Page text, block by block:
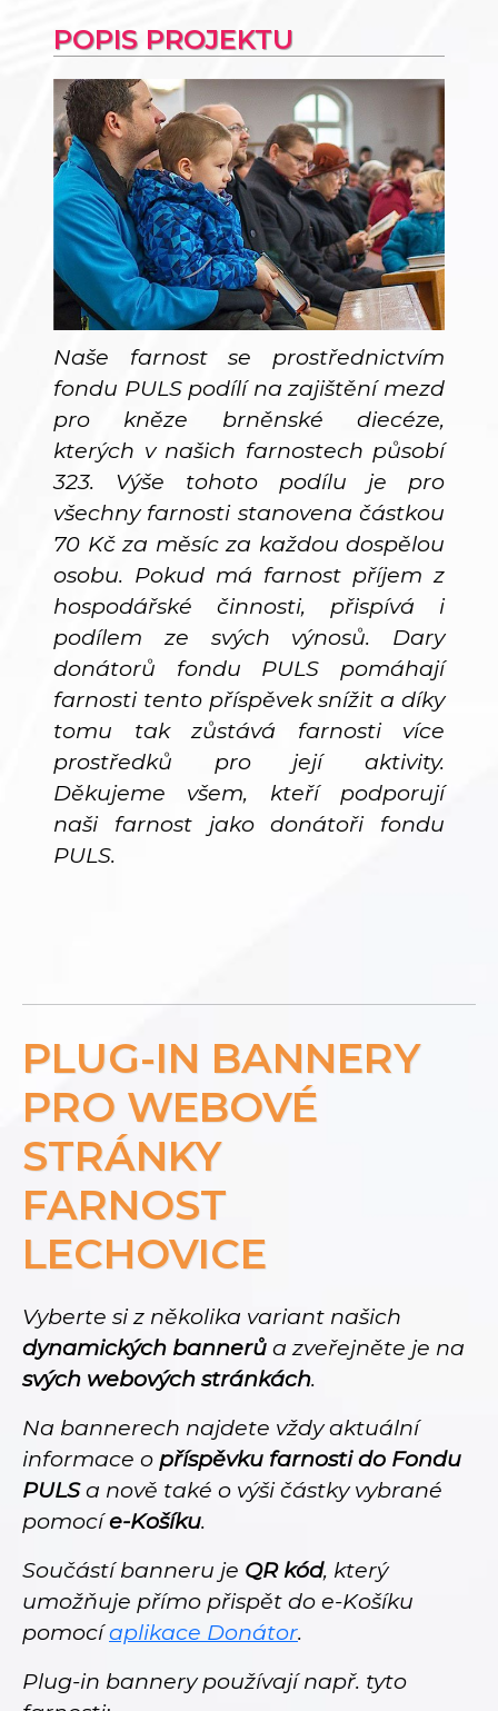
POPIS PROJEKTU
Naše farnost se prostřednictvím
fondu PULS podílí na zajištění mezd
pro kněze brněnské diecéze,
kterých v našich farnostech působí
323. Výše tohoto podílu je pro
všechny farnosti stanovena částkou
70 Kč za měsíc za každou dospělou
osobu. Pokud má farnost příjem z
hospodářské činnosti, přispívá i
podílem ze svých výnosů. Dary
donátorů fondu PULS pomáhají
farnosti tento příspěvek snížit a díky
tomu tak zůstává farnosti více
prostředků pro její aktivity.
Děkujeme všem, kteří podporují
naši farnost jako donátoři fondu
PULS.
PLUG-IN BANNERY
PRO WEBOVÉ
STRÁNKY
FARNOST
LECHOVICE
Vyberte si z několika variant našich
dynamických bannerů a zveřejněte je na
svých webových stránkách.
Na bannerech najdete vždy aktuální
informace o příspěvku farnosti do Fondu
PULSa nově také o výši částky vybrané
pomocíe-Košíku.
Součástí banneru je QR kód, který
umožňuje přímo přispět do e-Košíku
pomocíaplikace Donátor.
Plug-in bannery používají např. tyto